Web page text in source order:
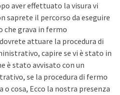
aver effettuato la visura vi
saprete il percorso da eseguire
che grava in fermo
attuare la procedura di
capire se vi è stato in
è stato avvisato con un
se la procedura di fermo
cosa, Ecco la nostra presenza